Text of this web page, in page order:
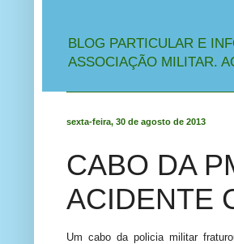
BLOG PARTICULAR E
ASSOCIAÇÃO MILITAR.
sexta-feira, 30 de agosto de 2013
CABO DA
ACIDENTE
Um cabo da policia militar